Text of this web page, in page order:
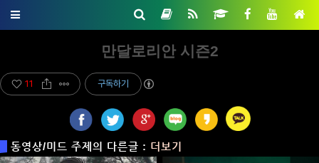
만달로리안 시즌2
11 구독하기
동영상/미드 주제의 다른글 : 더보기